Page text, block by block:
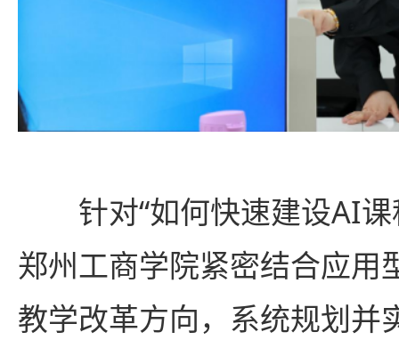
针对“如何快速建设AI
郑州工商学院紧密结合应用
教学改革方向，系统规划并